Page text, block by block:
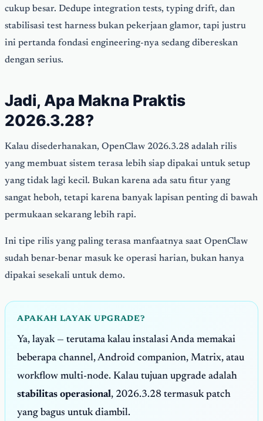
cukup besar. Dedupe integration tests, typing drift, dan
stabilisasi test harness bukan pekerjaan glamor, tapi justru
ini pertanda fondasi engineering-nya sedang dibereskan
dengan serius.
Jadi, Apa Makna Praktis
2026.3.28?
Kalau disederhanakan, OpenClaw 2026.3.28 adalah rilis
yang membuat sistem terasa lebih siap dipakai untuk setup
yang tidak lagi kecil. Bukan karena ada satu fitur yang
sangat heboh, tetapi karena banyak lapisan penting di bawah
permukaan sekarang lebih rapi.
Ini tipe rilis yang paling terasa manfaatnya saat OpenClaw
sudah benar-benar masuk ke operasi harian, bukan hanya
dipakai sesekali untuk demo.
APAKAH LAYAK UPGRADE?
Ya, layak — terutama kalau instalasi Anda memakai
beberapa channel, Android companion, Matrix, atau
workflow multi-node. Kalau tujuan upgrade adalah
stabilitas operasional, 2026.3.28 termasuk patch
yang bagus untuk diambil.